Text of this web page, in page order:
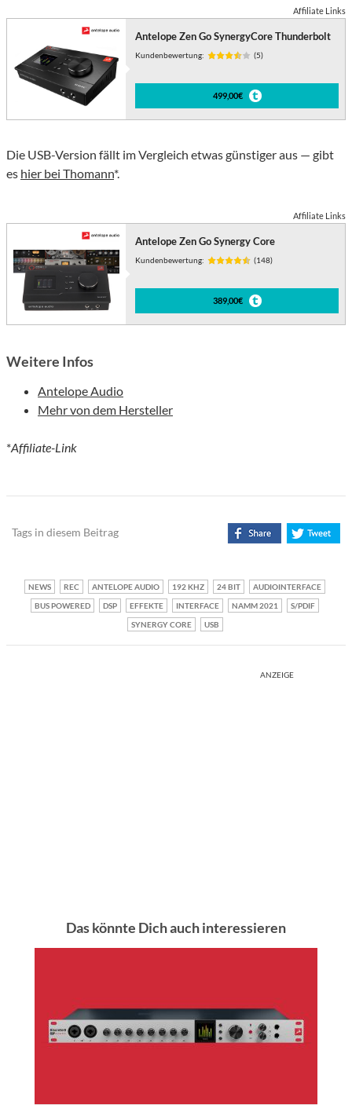
Affiliate Links
Antelope Zen Go SynergyCore Thunderbolt
Kundenbewertung: (5)
499,00€
Die USB-Version fällt im Vergleich etwas günstiger aus — gibt
es hier bei Thomann*.
Affiliate Links
Antelope Zen Go Synergy Core
Kundenbewertung: (148)
389,00€
Weitere Infos
Antelope Audio
Mehr von dem Hersteller
*Affiliate-Link
Tags in diesem Beitrag
NEWS REC ANTELOPE AUDIO 192 KHZ 24 BIT
AUDIOINTERFACE
BUS POWERED
DSP EFFEKTE INTERFACE NAMM 2021
S/PDIF
SYNERGY CORE
USB
ANZEIGE
Das könnte Dich auch interessieren